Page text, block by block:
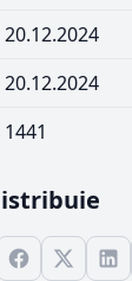
20.12.2024
20.12.2024
1441